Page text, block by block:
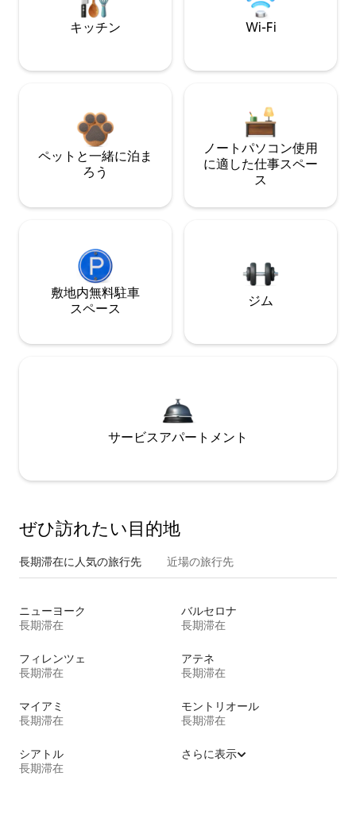
キッチン Wi-Fi
ペットと一緒に泊ま
ろう
ノートパソコン使用
に適した仕事スペー
ス
敷地内無料駐⁠車
ス⁠ペ⁠ー⁠ス
ジム
サービスアパートメント
ぜひ訪⁠れ⁠た⁠い目⁠的⁠地
長期滞在に人気の旅行先 近場の旅行先
ニューヨーク
長期滞在
バルセロナ
長期滞在
フィレンツェ
長期滞在
アテネ
長期滞在
マイアミ
長期滞在
モントリオール
長期滞在
シアトル
長期滞在
さらに表示